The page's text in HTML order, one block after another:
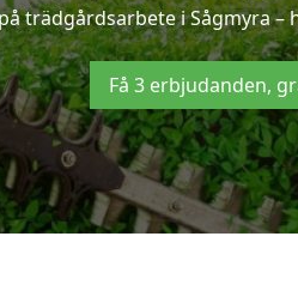
trädgårdsarbete i Sågmyra
Få 3 erbjudanden,